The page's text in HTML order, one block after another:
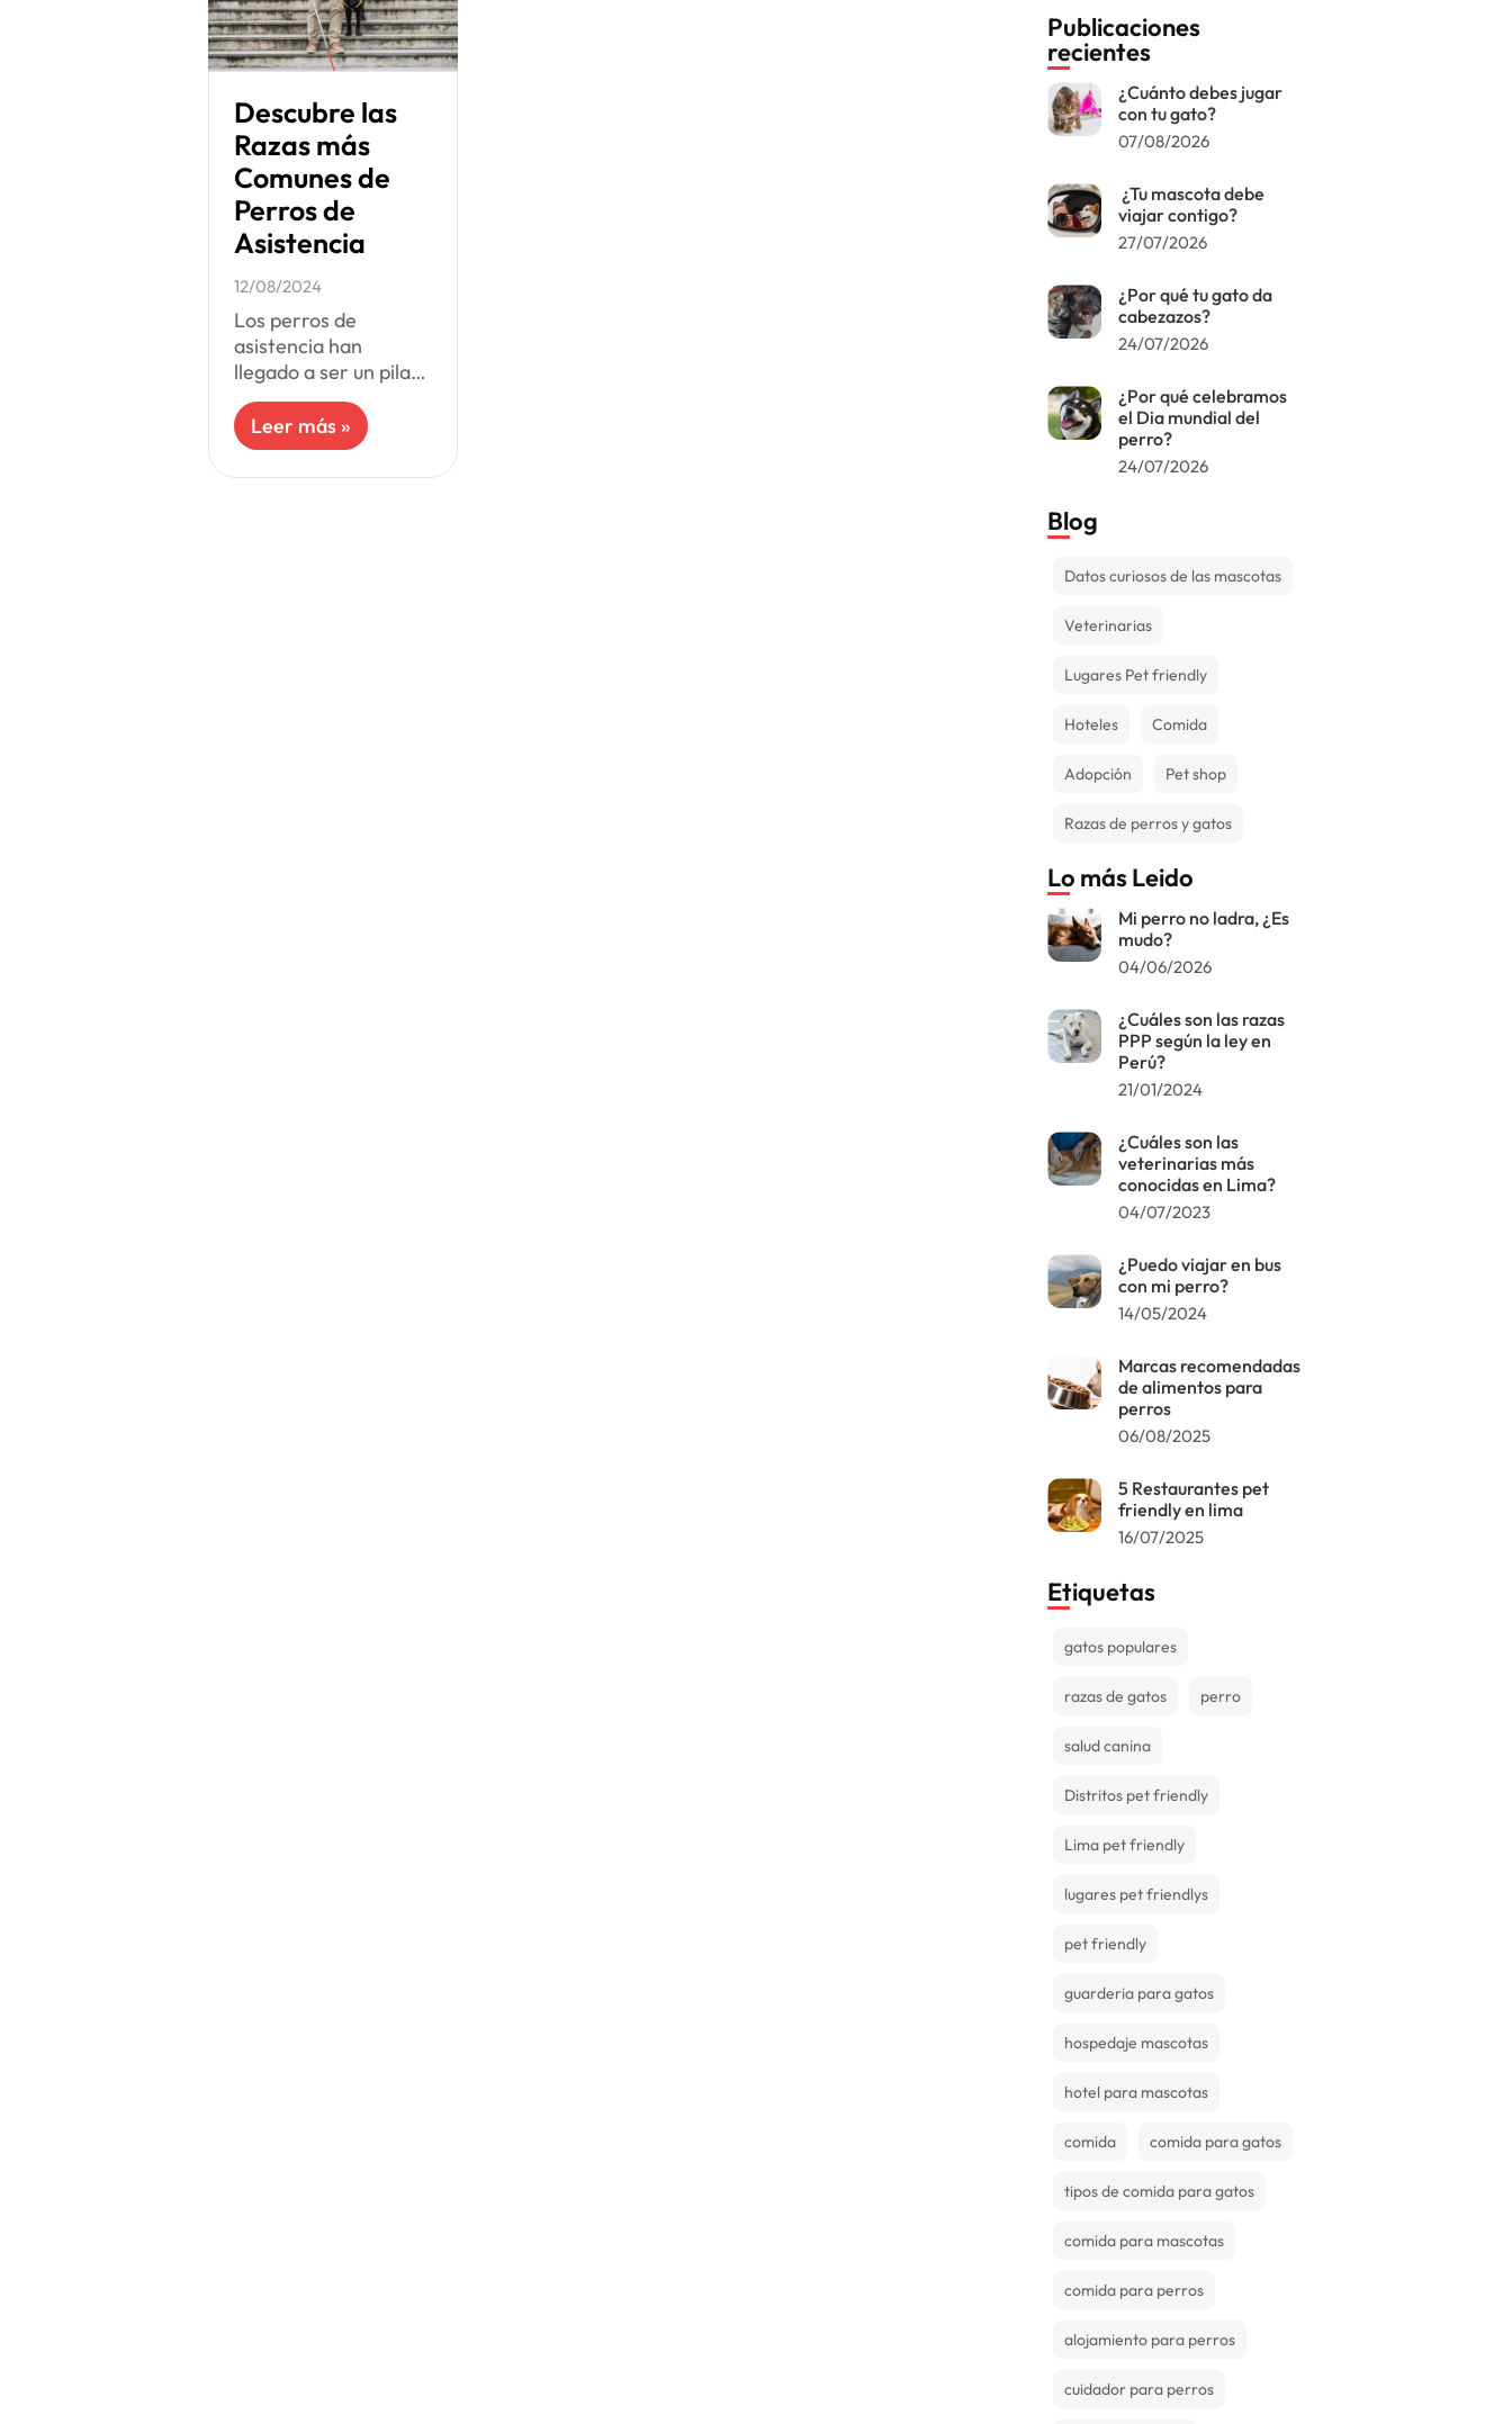
Descubre las
Razas más
Comunes de
Perros de
Asistencia
12/08/2024
Los perros de
asistencia han
llegado a ser un pilar
fundamental en
nuestra sociedad.
Hoy en día, estos
animales nos apoyan
Leer más »
Publicaciones
recientes
¿Cuánto debes jugar
con tu gato?
07/08/2026
¿Tu mascota debe
viajar contigo?
27/07/2026
¿Por qué tu gato da
cabezazos?
24/07/2026
¿Por qué celebramos
el Dia mundial del
perro?
24/07/2026
Blog
Datos curiosos de las mascotas
Veterinarias
Lugares Pet friendly
Hoteles Comida
Adopción Pet shop
Razas de perros y gatos
Lo más Leido
Mi perro no ladra, ¿Es
mudo?
04/06/2026
¿Cuáles son las razas
PPP según la ley en
Perú?
21/01/2024
¿Cuáles son las
veterinarias más
conocidas en Lima?
04/07/2023
¿Puedo viajar en bus
con mi perro?
14/05/2024
Marcas recomendadas
de alimentos para
perros
06/08/2025
5 Restaurantes pet
friendly en lima
16/07/2025
Etiquetas
gatos populares
razas de gatos perro
salud canina
Distritos pet friendly
Lima pet friendly
lugares pet friendlys
pet friendly
guarderia para gatos
hospedaje mascotas
hotel para mascotas
comida comida para gatos
tipos de comida para gatos
comida para mascotas
comida para perros
alojamiento para perros
cuidador para perros